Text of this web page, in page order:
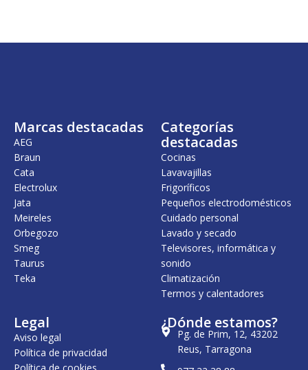
Marcas destacadas
AEG
Braun
Cata
Electrolux
Jata
Meireles
Orbegozo
Smeg
Taurus
Teka
Categorías
destacadas
Cocinas
Lavavajillas
Frigoríficos
Pequeños electrodomésticos
Cuidado personal
Lavado y secado
Televisores, informática y
sonido
Climatización
Termos y calentadores
Legal
Aviso legal
Política de privacidad
¿Dónde estamos?
Pg. de Prim, 12, 43202
Reus, Tarragona